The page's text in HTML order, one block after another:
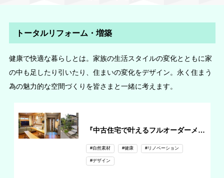
トータルリフォーム・増築
健康で快適な暮らしとは。家族の生活スタイルの変化とともに家
の中も足したり引いたり、住まいの変化をデザイン。永く住まう
為の魅力的な空間づくりを皆さまと一緒に考えます。
『中古住宅で叶えるフルオーダーメイドリノベーション』
#自然素材 #健康 #リノベーション
#デザイン